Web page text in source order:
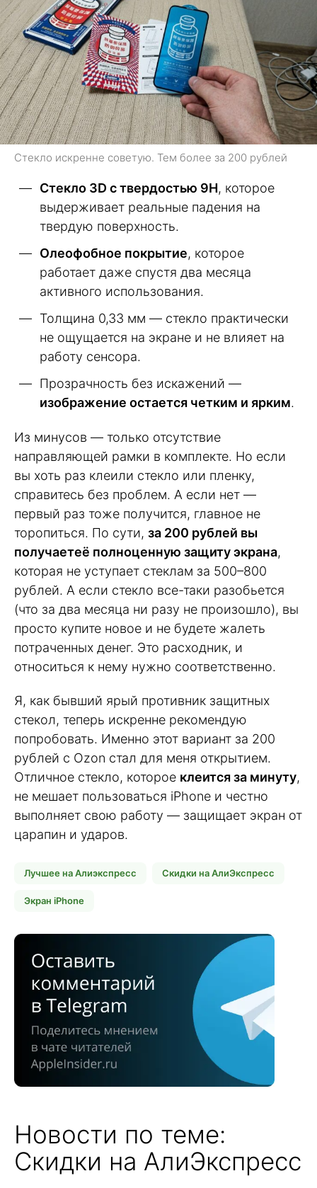
Стекло искренне советую. Тем более за 200 рублей
Стекло 3D с твердостью 9H, которое
выдерживает реальные падения на
твердую поверхность.
Олеофобное покрытие, которое
работает даже спустя два месяца
активного использования.
Толщина 0,33 мм — стекло практически
не ощущается на экране и не влияет на
работу сенсора.
Прозрачность без искажений —
изображение остается четким и ярким.
Из минусов — только отсутствие
направляющей рамки в комплекте. Но если
вы хоть раз клеили стекло или пленку,
справитесь без проблем. А если нет —
первый раз тоже получится, главное не
торопиться. По сути, за 200 рублей вы
получаетеё полноценную защиту экрана,
которая не уступает стеклам за 500–800
рублей. А если стекло все-таки разобьется
(что за два месяца ни разу не произошло), вы
просто купите новое и не будете жалеть
потраченных денег. Это расходник, и
относиться к нему нужно соответственно.
Я, как бывший ярый противник защитных
стекол, теперь искренне рекомендую
попробовать. Именно этот вариант за 200
рублей с Ozon стал для меня открытием.
Отличное стекло, которое клеится за минуту,
не мешает пользоваться iPhone и честно
выполняет свою работу — защищает экран от
царапин и ударов.
Лучшее на Алиэкспресс Скидки на АлиЭкспресс
Экран iPhone
Новости по теме:
Скидки на АлиЭкспресс